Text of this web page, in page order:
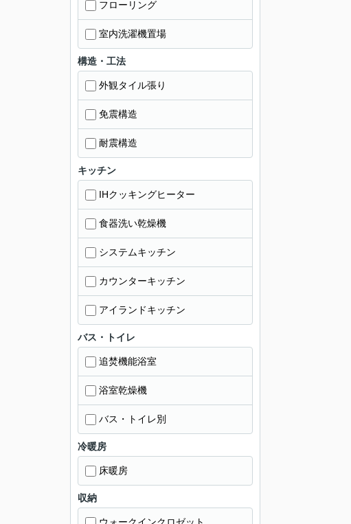
フローリング
室内洗濯機置場
構造・工法
外観タイル張り
免震構造
耐震構造
キッチン
IHクッキングヒーター
食器洗い乾燥機
システムキッチン
カウンターキッチン
アイランドキッチン
バス・トイレ
追焚機能浴室
浴室乾燥機
バス・トイレ別
冷暖房
床暖房
収納